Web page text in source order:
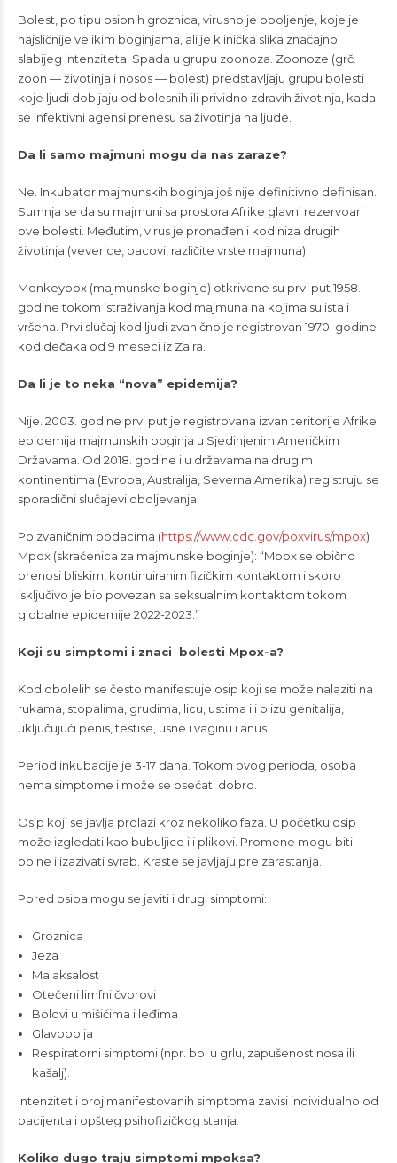
Bolest, po tipu osipnih groznica, virusno je oboljenje, koje je
najsličnije velikim boginjama, ali je klinička slika značajno
slabijeg intenziteta. Spada u grupu zoonoza. Zoonoze (grč.
zoon — životinja i nosos — bolest) predstavljaju grupu bolesti
koje ljudi dobijaju od bolesnih ili prividno zdravih životinja, kada
se infektivni agensi prenesu sa životinja na ljude.
Da li samo majmuni mogu da nas zaraze?
Ne. Inkubator majmunskih boginja još nije definitivno definisan.
Sumnja se da su majmuni sa prostora Afrike glavni rezervoari
ove bolesti. Međutim, virus je pronađen i kod niza drugih
životinja (veverice, pacovi, različite vrste majmuna).
Monkeypox (majmunske boginje) otkrivene su prvi put 1958.
godine tokom istraživanja kod majmuna na kojima su ista i
vršena. Prvi slučaj kod ljudi zvanično je registrovan 1970. godine
kod dečaka od 9 meseci iz Zaira.
Da li je to neka “nova” epidemija?
Nije. 2003. godine prvi put je registrovana izvan teritorije Afrike
epidemija majmunskih boginja u Sjedinjenim Američkim
Državama. Od 2018. godine i u državama na drugim
kontinentima (Evropa, Australija, Severna Amerika) registruju se
sporadični slučajevi oboljevanja.
Po zvaničnim podacima (https://www.cdc.gov/poxvirus/mpox)
Mpox (skraćenica za majmunske boginje): “Mpox se obično
prenosi bliskim, kontinuiranim fizičkim kontaktom i skoro
isključivo je bio povezan sa seksualnim kontaktom tokom
globalne epidemije 2022-2023.”
Koji su simptomi i znaci bolesti Mpox-a?
Kod obolelih se često manifestuje osip koji se može nalaziti na
rukama, stopalima, grudima, licu, ustima ili blizu genitalija,
uključujući penis, testise, usne i vaginu i anus.
Period inkubacije je 3-17 dana. Tokom ovog perioda, osoba
nema simptome i može se osećati dobro.
Osip koji se javlja prolazi kroz nekoliko faza. U početku osip
može izgledati kao bubuljice ili plikovi. Promene mogu biti
bolne i izazivati svrab. Kraste se javljaju pre zarastanja.
Pored osipa mogu se javiti i drugi simptomi:
Groznica
Jeza
Malaksalost
Otečeni limfni čvorovi
Bolovi u mišićima i leđima
Glavobolja
Respiratorni simptomi (npr. bol u grlu, zapušenost nosa ili
kašalj).
Intenzitet i broj manifestovanih simptoma zavisi individualno od
pacijenta i opšteg psihofizičkog stanja.
Koliko dugo traju simptomi mpoksa?